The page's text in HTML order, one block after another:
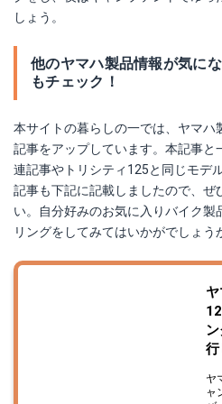
しょう。
他のヤマハ製品情報が気に
もチェック！
本サイトの暮らしの一では、ヤマハ
記事をアップしています。本記事と
連記事やトリシティ125と同じモデ
記事も下記に記載しましたので、ぜ
い。自分好みのお気に入りバイク製
リングをしてみてはいかがでしょう
行
ヤ
ャ